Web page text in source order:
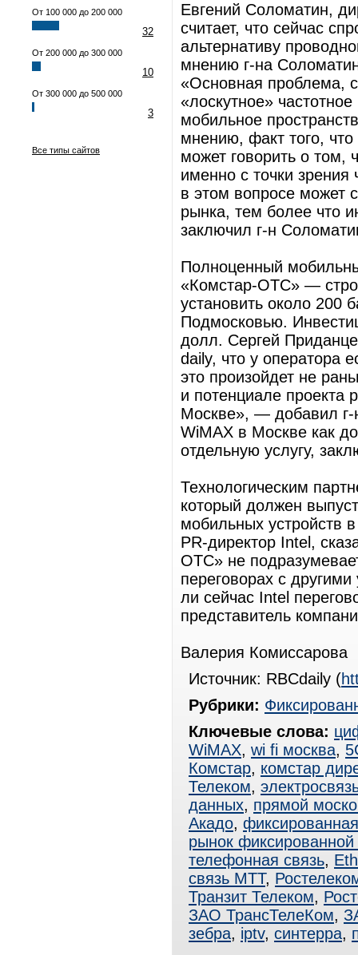
От 100 000 до 200 000
32
От 200 000 до 300 000
10
От 300 000 до 500 000
3
Все типы сайтов
Евгений Соломатин,
считает, что сейчас
альтернативу
мнению г-на
«Основная проблема,
«лоскутное»
мобильное
мнению, факт того,
может говорить о том,
именно с точки зрения
в этом вопросе может
рынка, тем более что
заключил г-н
Полноценный
«Комстар-ОТС» —
установить около 200
Подмосковью.
долл. Сергей
daily, что у оператора
это произойдет не
и потенциале проекта
Москве», — добавил г-
WiMAX в Москве как
отдельную услугу,
Технологическим
который должен
мобильных устройств
PR-директор Intel,
ОТС» не
переговорах с
ли сейчас Intel
представитель
Валерия Комиссарова
Источник: RBCdaily (
Рубрики:
Ключевые слова:
WiMAX, wi fi москва,
Комстар, комстар
Телеком,
данных, прямой
Акадо,
рынок фиксированной
телефонная связь,
связь МТТ,
Транзит Телеком,
ЗАО ТрансТелеКом,
зебра, iptv, синтерра,